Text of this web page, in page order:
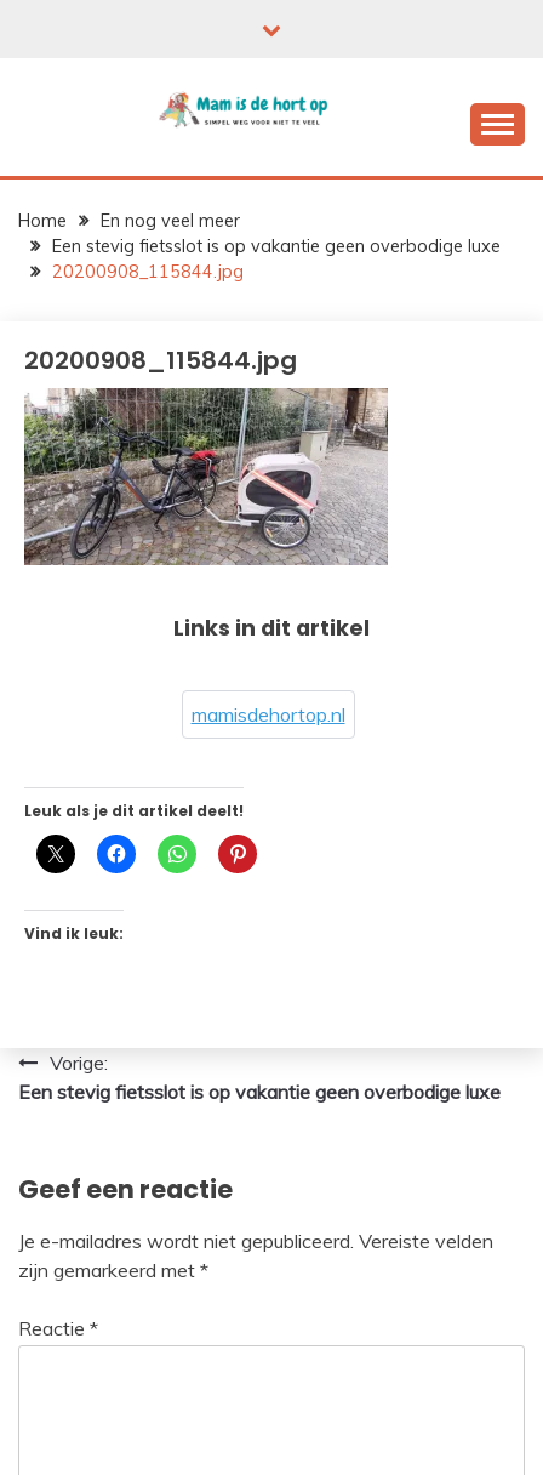
Home
En nog veel meer
Een stevig fietsslot is op vakantie geen overbodige luxe
20200908_115844.jpg
20200908_115844.jpg
Links in dit artikel
mamisdehortop.nl
Leuk als je dit artikel deelt!
Vind ik leuk:
Bericht
navigatie
Vorige:
Een stevig fietsslot is op vakantie geen overbodige luxe
Geef een reactie
Je e-mailadres wordt niet gepubliceerd. Vereiste velden
zijn gemarkeerd met *
Reactie *